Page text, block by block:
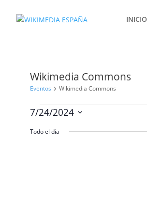
INICIO
Wikimedia Commons
Eventos Wikimedia Commons
Eventos
julio
7/24/2024
la
Todo el día